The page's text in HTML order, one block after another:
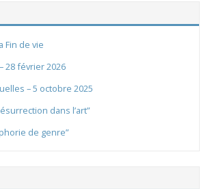
Fin de vie
28 février 2026
– 5 octobre 2025
dans l’art”
de genre”